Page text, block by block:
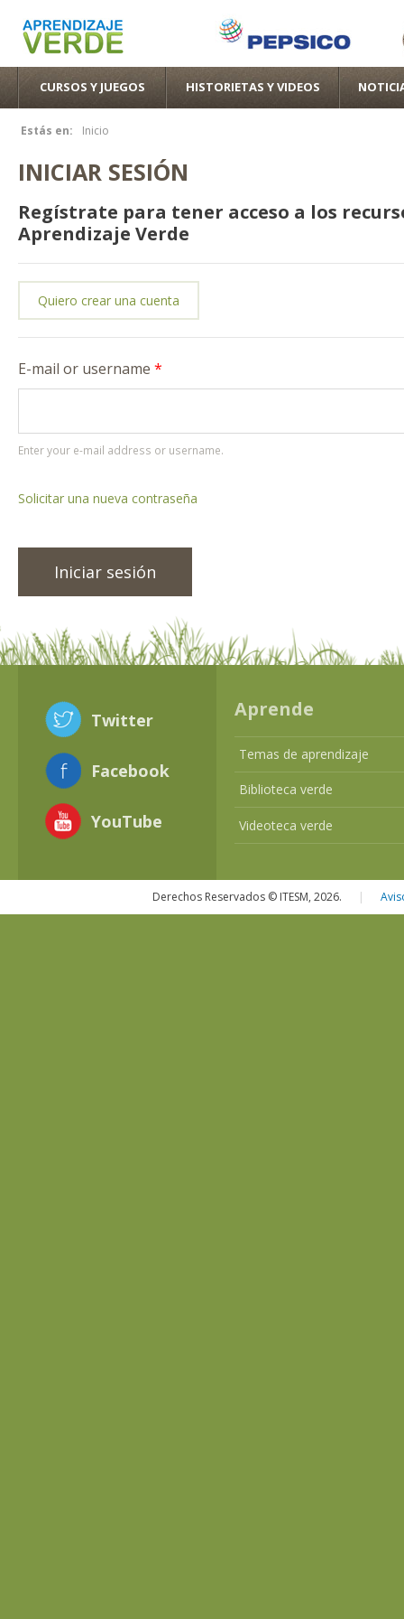
CURSOS Y JUEGOS HISTORIETAS Y VIDEOS
Estás en:
Se encuentra usted aquí
Inicio
INICIAR SESIÓN
Regístrate para tener acceso a los
Aprendizaje Verde
Quiero crear una cuenta
E-mail or username *
Enter your e-mail address or username.
Solicitar una nueva contraseña
Twitter
Facebook
YouTube
Aprende
Temas de aprendizaje
Biblioteca verde
Videoteca verde
Derechos Reservados © ITESM, 2026. |